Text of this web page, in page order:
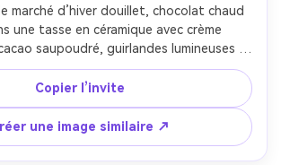
marché d’hiver douillet, chocolat chaud
une tasse en céramique avec crème
saupoudré, guirlandes lumineuses
composition d’affiche avec ambiance
à la lueur des bougies et badge offre
et ombre douce, Canon EOS R5,
rapproché, vapeur et texture céramique
résolution, mise au point nette --ar 4:5
Copier l’invite
une image similaire ↗